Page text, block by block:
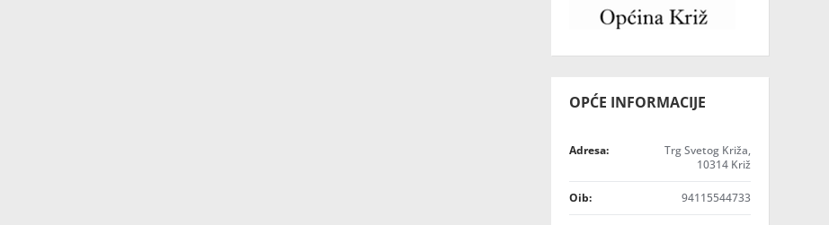
OPĆE INFORMACIJE
Adresa:
Trg Svetog Križa,
10314 Križ
Oib: 94115544733